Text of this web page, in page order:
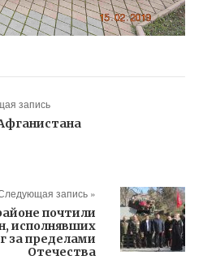
запись
запись »
почтили
исполнявших
за пределами
Отечества